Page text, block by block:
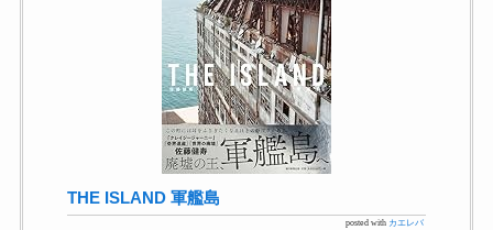
THE ISLAND 軍艦島
posted with カエレバ